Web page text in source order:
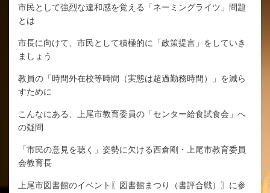
市民として強烈な違和感を覚える「ネーミングライツ」問題
とは
市長に向けて、市民として積極的に「政策提言」をしていき
ましょう
教員の「時間外在校等時間（実態は超過勤務時間）」を減ら
すために
こんなにある、上尾市教育委員の「センター給食試食会」へ
の疑問
「市民の意見を聴く」姿勢に欠ける西倉剛・上尾市教育委員
会教育長
上尾市図書館のイベント〖図書館まつり（書評合戦）〗に参